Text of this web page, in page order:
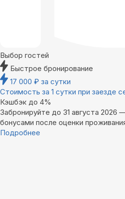
Выбор гостей
Быстрое бронирование
17 000 ₽ за сутки
Стоимость за 1 сутки при заезде
Кэшбэк до 4%
Забронируйте до 31 августа 2026
бонусами после оценки
Подробнее